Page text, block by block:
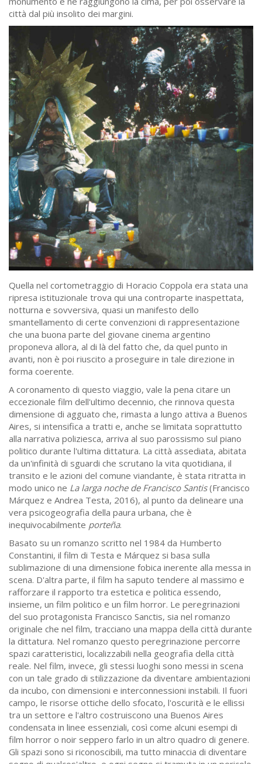
città dal più insolito dei margini.
Quella nel cortometraggio di Horacio Coppola era stata una
ripresa istituzionale trova qui una controparte inaspettata,
notturna e sovversiva, quasi un manifesto dello
smantellamento di certe convenzioni di rappresentazione
che una buona parte del giovane cinema argentino
proponeva allora, al di là del fatto che, da quel punto in
avanti, non è poi riuscito a proseguire in tale direzione in
forma coerente.
A coronamento di questo viaggio, vale la pena citare un
eccezionale film dell'ultimo decennio, che rinnova questa
dimensione di agguato che, rimasta a lungo attiva a Buenos
Aires, si intensifica a tratti e, anche se limitata soprattutto
alla narrativa poliziesca, arriva al suo parossismo sul piano
politico durante l'ultima dittatura. La città assediata, abitata
da un'infinità di sguardi che scrutano la vita quotidiana, il
transito e le azioni del comune viandante, è stata ritratta in
modo unico ne La larga noche de Francisco Santis(Francisco
Márquez e Andrea Testa, 2016), al punto da delineare una
vera psicogeografia della paura urbana, che è
inequivocabilmente porteña.
Basato su un romanzo scritto nel 1984 da Humberto
Constantini, il film di Testa e Márquez si basa sulla
sublimazione di una dimensione fobica inerente alla messa in
scena. D'altra parte, il film ha saputo tendere al massimo e
rafforzare il rapporto tra estetica e politica essendo,
insieme, un film politico e un film horror. Le peregrinazioni
del suo protagonista Francisco Sanctis, sia nel romanzo
originale che nel film, tracciano una mappa della città durante
la dittatura. Nel romanzo questo peregrinazione percorre
spazi caratteristici, localizzabili nella geografia della città
reale. Nel film, invece, gli stessi luoghi sono messi in scena
con un tale grado di stilizzazione da diventare ambientazioni
da incubo, con dimensioni e interconnessioni instabili. Il fuori
campo, le risorse ottiche dello sfocato, l'oscurità e le ellissi
tra un settore e l'altro costruiscono una Buenos Aires
condensata in linee essenziali, così come alcuni esempi di
film horror o noir seppero farlo in un altro quadro di genere.
Gli spazi sono si riconoscibili, ma tutto minaccia di diventare